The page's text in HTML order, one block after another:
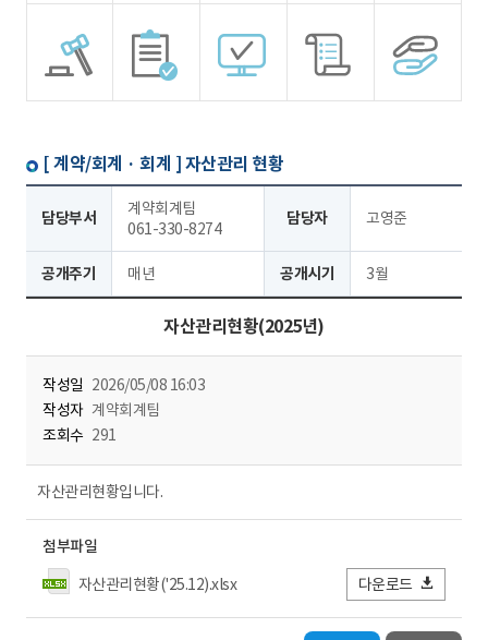
[ 계약/회계 · 회계 ] 자산관리 현황
담당부서
계약회계팀
061-330-8274
담당자 고영준
공개주기 매년 공개시기 3월
자산관리현황(2025년)
작성일 2026/05/08 16:03
작성자 계약회계팀
조회수 291
자산관리현황입니다.
첨부파일
자산관리현황('25.12).xlsx
다운로드